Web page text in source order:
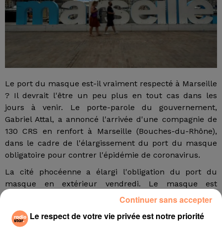
Le port du masque est-il vraiment respecté à Marseille
? Il devrait l'être un peu plus en tout cas dans les
jours à venir. Le porte-parole du gouvernement,
Gabriel Attal, a annoncé l'arrivée d'une compagnie de
130 CRS en renfort à Marseille (Bouches-du-Rhône),
dans le cadre de l'élargissement du port du masque
obligatoire pour contrer l'épidémie de coronavirus.
La cité phocéenne a élargi l'obligation du port du
masque en extérieur vendredi. Le masque est
désormais obligatoire sur tous les marchés de la ville,
le littoral. Alors que Marseille connaît cette année une
Le respect de votre vie privée est notre priorité
Continuer sans accepter